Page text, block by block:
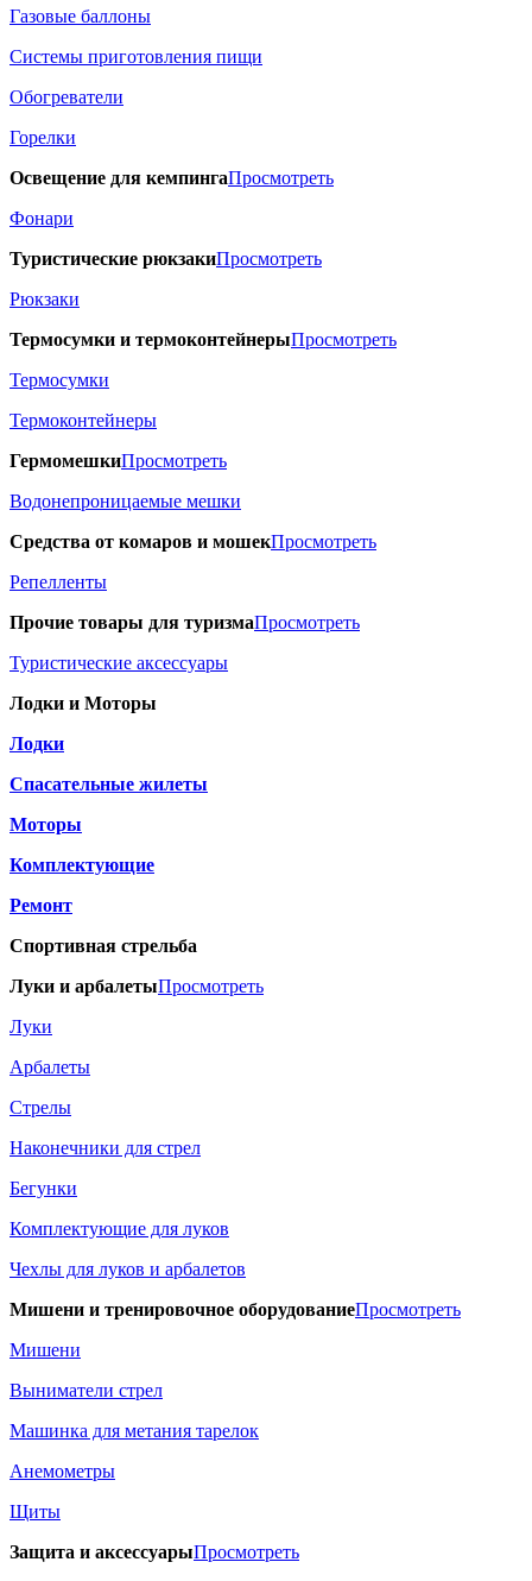
Газовые баллоны
Системы приготовления пищи
Обогреватели
Горелки
Освещение для кемпингаПросмотреть
Фонари
Туристические рюкзакиПросмотреть
Рюкзаки
Термосумки и термоконтейнерыПросмотреть
Термосумки
Термоконтейнеры
ГермомешкиПросмотреть
Водонепроницаемые мешки
Средства от комаров и мошекПросмотреть
Репелленты
Прочие товары для туризмаПросмотреть
Туристические аксессуары
Лодки и Моторы
Лодки
Спасательные жилеты
Моторы
Комплектующие
Ремонт
Спортивная стрельба
Луки и арбалетыПросмотреть
Луки
Арбалеты
Стрелы
Наконечники для стрел
Бегунки
Комплектующие для луков
Чехлы для луков и арбалетов
Мишени и тренировочное оборудованиеПросмотреть
Мишени
Выниматели стрел
Машинка для метания тарелок
Анемометры
Щиты
Защита и аксессуарыПросмотреть